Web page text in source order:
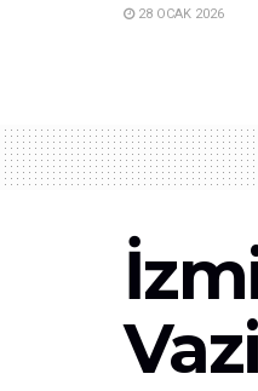
28 OCAK 2026